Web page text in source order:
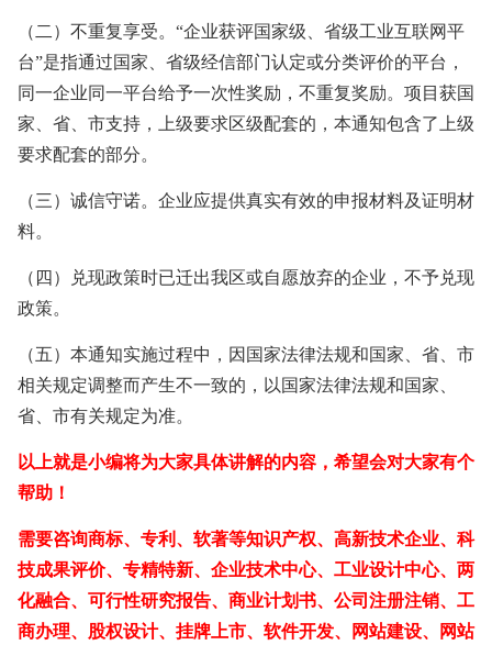
（二）不重复享受。 “企业获评国家级、省级工业互联网平
台”是指通过国家、省级经信部门认定或分类评价的平台，
同一企业同一平台给予一次性奖励，不重复奖励。项目获国
家、省、市支持，上级要求区级配套的，本通知包含了上级
要求配套的部分。
（三）诚信守诺。企业应提供真实有效的申报材料及证明材
料。
（四）兑现政策时已迁出我区或自愿放弃的企业，不予兑现
政策。
（五）本通知实施过程中，因国家法律法规和国家、省、市
相关规定调整而产生不一致的，以国家法律法规和国家、
省、市有关规定为准。
以上就是小编将为大家具体讲解的内容，希望会对大家有个
帮助！
需要咨询商标、专利、软著等知识产权、高新技术企业、科
技成果评价、专精特新、企业技术中心、工业设计中心、两
化融合、可行性研究报告、商业计划书、公司注册注销、工
商办理、股权设计、挂牌上市、软件开发、网站建设、网站